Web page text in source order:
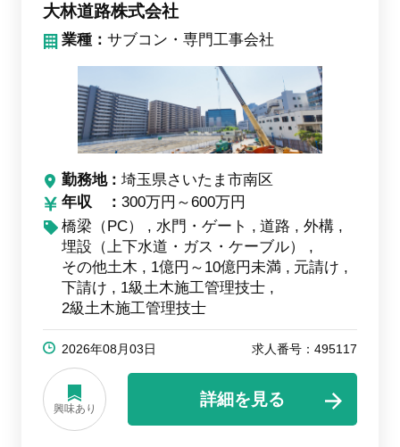
大林道路株式会社
業種：サブコン・専門工事会社
勤務地
埼玉県さいたま市南区
年収
300万円～600万円
橋梁（PC）
水門・ゲート 道路
外構
埋設（上下水道・ガス・ケーブル）
その他土木
1億円～10億円未満
元請け
下請け
1級土木施工管理技士
2級土木施工管理技士
2026年08月03日 求人番号：495117
興味あり
詳細を見る